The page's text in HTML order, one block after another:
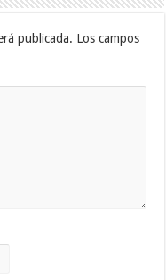
publicada. Los campos